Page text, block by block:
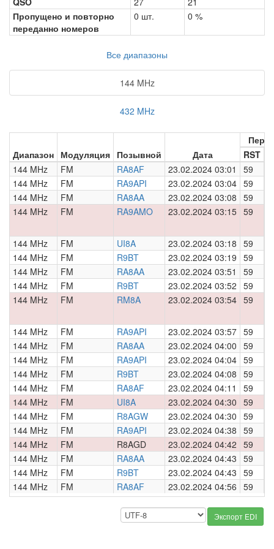
Пропущено и повторно
переданно номеров
0 шт. 0 %
Все диапазоны
144 MHz
432 MHz
Диапазон Модуляция Позывной Дата
RST
144 MHz
FM RA8AF 23.02.2024 03:01 59
144 MHz
FM RA9API 23.02.2024 03:04 59
144 MHz
FM RA8AA 23.02.2024 03:08 59
144 MHz
FM RA9AMO 23.02.2024 03:15 59
144 MHz FM UI8A 23.02.2024 03:18 59
144 MHz
FM R9BT 23.02.2024 03:19 59
144 MHz
FM RA8AA 23.02.2024 03:51 59
144 MHz
FM R9BT 23.02.2024 03:52 59
144 MHz
FM RM8A 23.02.2024 03:54 59
144 MHz FM RA9API 23.02.2024 03:57 59
144 MHz
FM RA8AA 23.02.2024 04:00 59
144 MHz
FM RA9API 23.02.2024 04:04 59
144 MHz
FM R9BT 23.02.2024 04:08 59
144 MHz
FM RA8AF 23.02.2024 04:11 59
144 MHz
FM UI8A 23.02.2024 04:30 59
144 MHz
FM R8AGW 23.02.2024 04:30 59
144 MHz
FM RA9API 23.02.2024 04:38 59
144 MHz
FM R8AGD 23.02.2024 04:42 59
144 MHz
FM RA8AA 23.02.2024 04:43 59
144 MHz
FM R9BT 23.02.2024 04:43 59
144 MHz
FM RA8AF 23.02.2024 04:56 59
Экспорт EDI